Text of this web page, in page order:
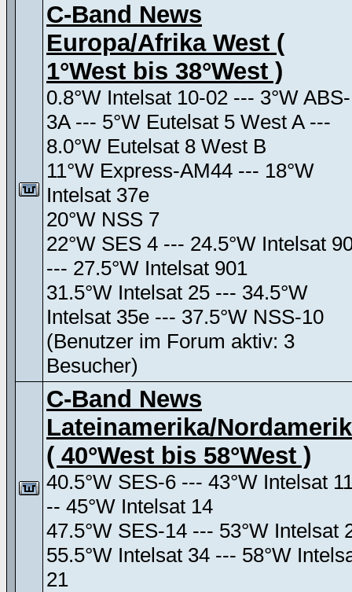
C-Band News
Europa/Afrika West (
1°West bis 38°West )
0.8°W Intelsat 10-02 --- 3°W ABS-
3A --- 5°W Eutelsat 5 West A ---
8.0°W Eutelsat 8 West B
11°W Express-AM44 --- 18°W
Intelsat 37e
20°W NSS 7
22°W SES 4 --- 24.5°W Intelsat
--- 27.5°W Intelsat 901
31.5°W Intelsat 25 --- 34.5°W
Intelsat 35e --- 37.5°W NSS-10
(Benutzer im Forum aktiv: 3
Besucher)
C-Band News
Lateinamerika/
( 40°West bis 58°West )
40.5°W SES-6 --- 43°W Intelsat
-- 45°W Intelsat 14
47.5°W SES-14 --- 53°W Intelsat
55.5°W Intelsat 34 --- 58°W
21